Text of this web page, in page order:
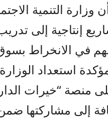
التنمية
إنتاجية إلى
في الانخراط
مؤكدة استعداد
منصة “خيرات
إلى مشاركتها